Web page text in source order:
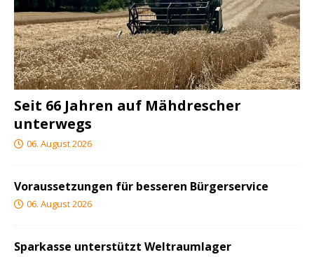
Seit 66 Jahren auf Mähdrescher
unterwegs
06. August 2026
Voraussetzungen für besseren Bürgerservice
06. August 2026
Sparkasse unterstützt Weltraumlager